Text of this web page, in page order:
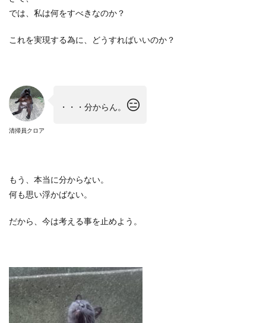
では、私は何をすべきなのか？
これを実現する為に、どうすればいいのか？
清掃員クロア
・・・分からん。 😑
もう、本当に分からない。
何も思い浮かばない。
だから、今は考える事を止めよう。